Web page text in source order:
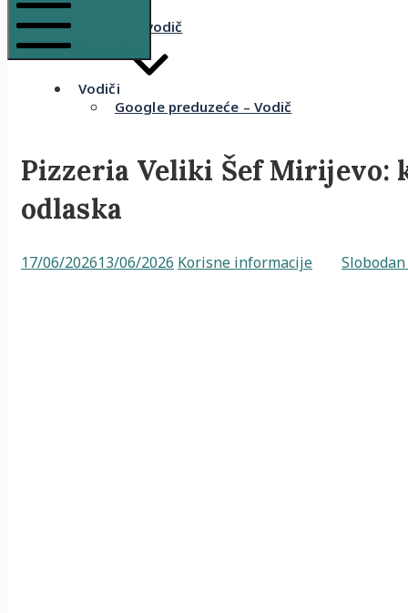
Komšijski vodič
Vodiči
Google preduzeće – Vodič
Pizzeria Veliki Šef
odlaska
17/06/202613/06/2026 Korisne informacije